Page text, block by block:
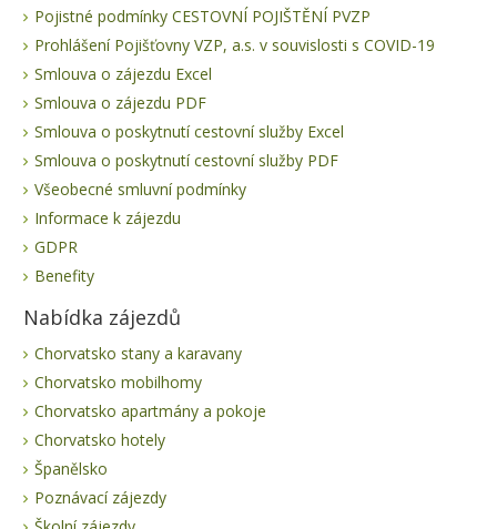
Pojistné podmínky CESTOVNÍ POJIŠTĚNÍ PVZP
Prohlášení Pojišťovny VZP, a.s. v souvislosti s COVID-19
Smlouva o zájezdu Excel
Smlouva o zájezdu PDF
Smlouva o poskytnutí cestovní služby Excel
Smlouva o poskytnutí cestovní služby PDF
Všeobecné smluvní podmínky
Informace k zájezdu
GDPR
Benefity
Nabídka zájezdů
Chorvatsko stany a karavany
Chorvatsko mobilhomy
Chorvatsko apartmány a pokoje
Chorvatsko hotely
Španělsko
Poznávací zájezdy